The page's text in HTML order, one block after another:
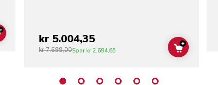
ADD TO CARTkr 5.004,35
kr 7.699,00Spar kr 2.694,65 ADD TO
+